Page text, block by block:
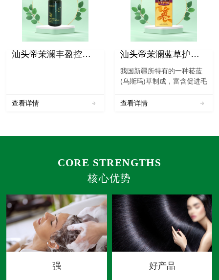
汕头帝茉澜丰盈控油洗发水
查看详情
汕头帝茉澜蓝草护发粉
我国新疆所特有的一种菘蓝
(乌斯玛)草制成，富含促进毛
炎、抗病毒、凉血等功效。
查看详情
CORE STRENGTHS
核心优势
强 好产品